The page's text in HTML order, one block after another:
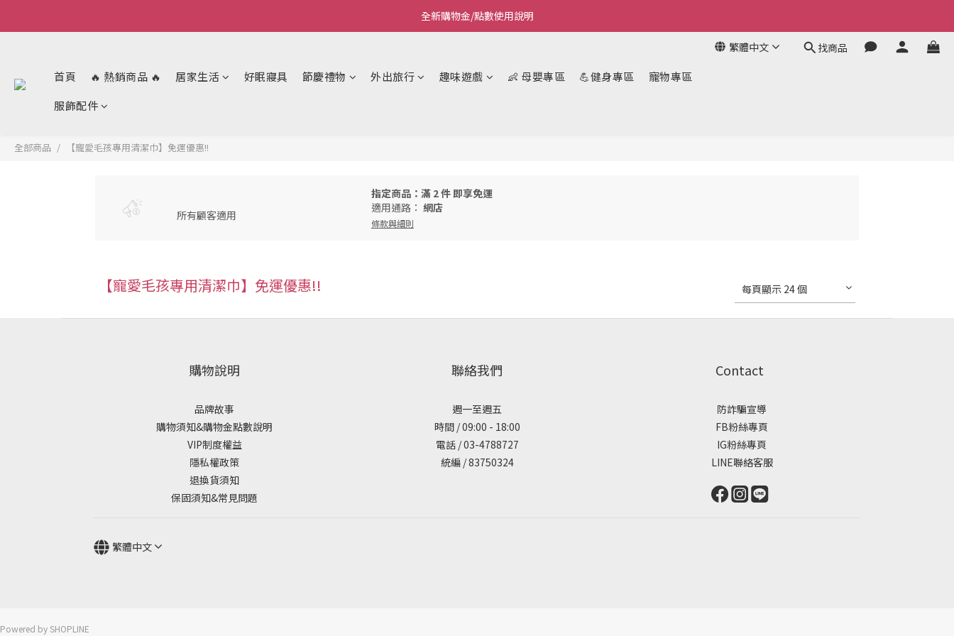
Welcome~私藏生活~
全新購物金/點數使用說明
繁體中文 找商品
首頁 🔥 熱銷商品 🔥 居家生活 好眠寢具 節慶禮物 外出旅行 趣味遊戲 👶 母嬰專區 💪健身專區
寵物專區
服飾配件
全部商品 【寵愛毛孩專用清潔巾】免運優惠!!
所有顧客適用
指定商品：滿 2 件 即享免運
適用通路： 網店
條款與細則
【寵愛毛孩專用清潔巾】免運優惠!! 每頁顯示 24 個
購物說明
品牌故事
購物須知&購物金點數說明
VIP制度權益
隱私權政策
退換貨須知
保固須知&常見問題
聯絡我們
週一至週五
時間 / 09:00 - 18:00
電話 / 03-4788727
統編 / 83750324
Contact
防詐騙宣導
FB粉絲專頁
IG粉絲專頁
LINE聯絡客服
繁體中文
Powered by SHOPLINE